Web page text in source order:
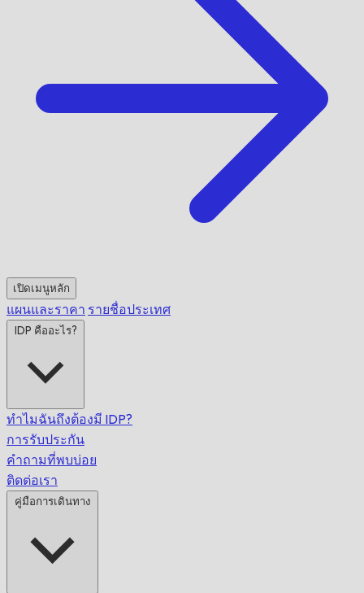
เปิดเมนูหลัก
แผนและราคา รายชื่อประเทศ
IDP คืออะไร?
ทำไมฉันถึงต้องมี IDP?
การรับประกัน
คำถามที่พบบ่อย
ติดต่อเรา
คู่มือการเดินทาง